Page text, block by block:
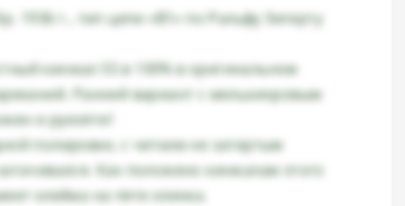
1936 г., тип цепи «B1» по Ральфу Зигерту
кинжал SS в 100% в оригинальном
Ранний вариант с мельхиоровым
и рукояти!
полировке, с четким не затертым
Как положено кинжалам этого
клейма на пяте клинка.